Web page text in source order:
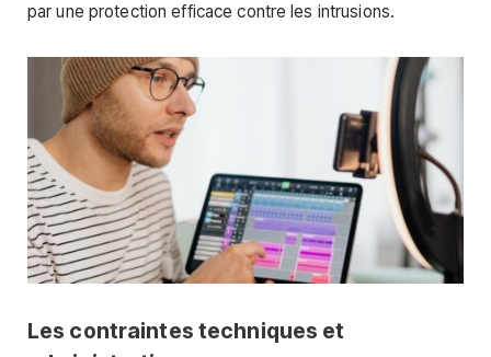
par une protection efficace contre les intrusions.
Les contraintes techniques et